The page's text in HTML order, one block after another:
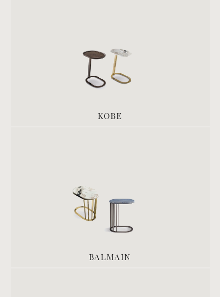
KOBE
BALMAIN